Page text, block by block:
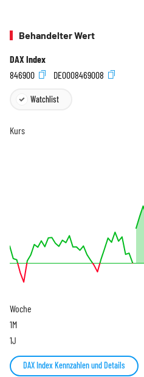
Behandelter Wert
DAX Index
846900
DE0008469008
Watchlist
Kurs
Woche
1M
1J
DAX Index Kennzahlen und Details